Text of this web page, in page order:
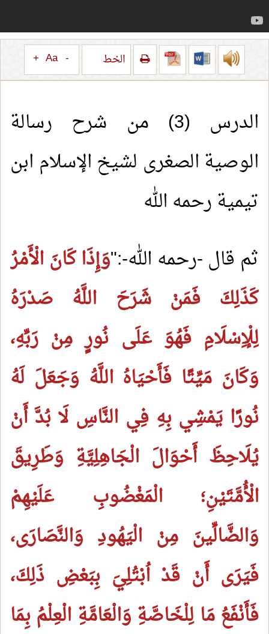
الخط -
Aa
+
الدرس (3) من شرح رسالة
الوصية الصغرى لشيخ الإسلام ابن
تيمية رحمه الله
ثم قال -رحمه الله-:"وَإِذَا كَانَ الْأَمْرُ
كَذَلِكَ فَمَنْ شَرَحَ اللَّهُ صَدْرَهُ
لِلْإِسْلَامِ فَهُوَ عَلَى نُورٍ مِنْ رَبِّهِ،
وَكَانَ مَيِّتًا فَأَحْيَاهُ اللَّهُ وَجَعَلَ لَهُ
نُورًا يَمْشِي بِهِ فِي النَّاسِ لَا بُدَّ أَنْ
يُلَاحِظَ أَحْوَالَ الْجَاهِلِيَّةِ وَطَرِيقَ
الْأُمَّتَيْنِ؛ الْمَغْضُوبِ عَلَيْهِمْ
وَالضَّالِّينَ مِنْ الْيَهُودِ وَالنَّصَارَى،
فَيَرَى أَنْ قَدْ اُبْتُلِيَ بِبَعْضِ ذَلِكَ،
فَأَنْفَعُ مَا لِلْخَاصَّةِ وَالْعَامَّةِ الْعِلْمُ بِمَا